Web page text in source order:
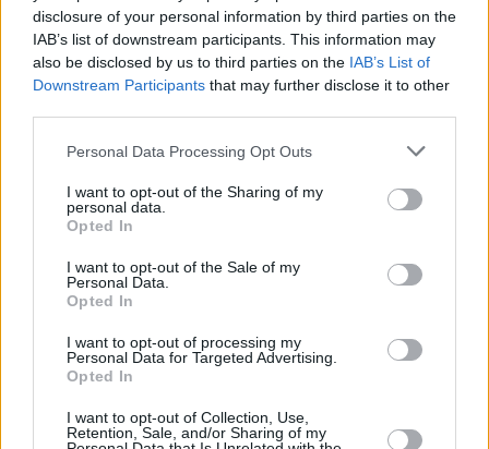
disclosure of your personal information by third parties on the
IAB’s list of downstream participants. This information may
also be disclosed by us to third parties on the IAB’s List of
Downstream Participants that may further disclose it to other
Please note that this website/app uses one or more Google
not limited to your visit or usage behaviour. You may click to
grant or deny consent to Google and its third-party tags to
use your data for below specified purposes in below Google
consent section.
Personal Data Processing Opt Outs
I want to opt-out of the Sharing of my
personal data.
Opted In
I want to opt-out of the Sale of my
Personal Data.
Opted In
I want to opt-out of processing my
Personal Data for Targeted Advertising.
Opted In
I want to opt-out of Collection, Use,
Retention, Sale, and/or Sharing of my